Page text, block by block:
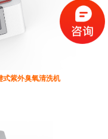
洗机